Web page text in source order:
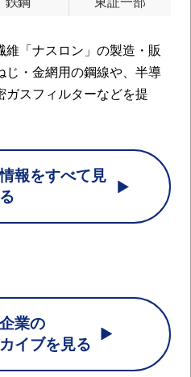
維「ナスロン」の製造・販
じ・金網用の鋼線や、半導
ガスフィルターなどを提
報をすべて見
る
業の
イブを見る